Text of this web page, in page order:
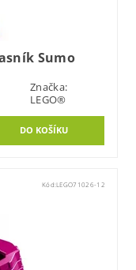
Sumo
Značka:
LEGO®
Kód:LEGO71026-12